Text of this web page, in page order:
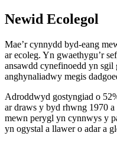
Newid Ecolegol
Mae’r cynnydd byd-eang
ar ecoleg. Yn gwaethygu’r
ansawdd cynefinoedd yn
anghynaliadwy megis
Adroddwyd gostyngiad o
ar draws y byd rhwng 1970
mewn perygl yn cynnwys y
yn ogystal a llawer o adar a